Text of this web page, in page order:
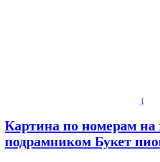
i
Картина по номерам на
подрамником Букет